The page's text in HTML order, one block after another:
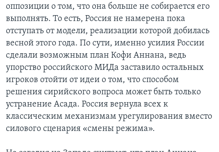
оппозиции о том, что она больше не собирается его
выполнять. То есть, Россия не намерена пока
отступать от модели, реализации которой добилась
весной этого года. По сути, именно усилия России
сделали возможным план Кофи Аннана, ведь
упорство российского МИДа заставило остальных
игроков отойти от идеи о том, что способом
решения сирийского вопроса может быть только
устранение Асада. Россия вернула всех к
классическим механизмам урегулирования вместо
силового сценария «смены режима».